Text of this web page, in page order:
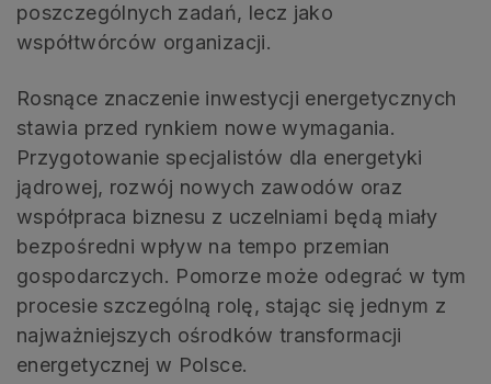
poszczególnych zadań, lecz jako
współtwórców organizacji.
Rosnące znaczenie inwestycji energetycznych
stawia przed rynkiem nowe wymagania.
Przygotowanie specjalistów dla energetyki
jądrowej, rozwój nowych zawodów oraz
współpraca biznesu z uczelniami będą miały
bezpośredni wpływ na tempo przemian
gospodarczych. Pomorze może odegrać w tym
procesie szczególną rolę, stając się jednym z
najważniejszych ośrodków transformacji
energetycznej w Polsce.